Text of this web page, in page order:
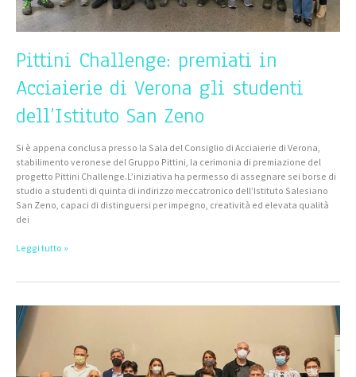
Pittini Challenge: premiati in
Acciaierie di Verona gli studenti
dell’Istituto San Zeno
Si è appena conclusa presso la Sala del Consiglio di Acciaierie di Verona,
stabilimento veronese del Gruppo Pittini, la cerimonia di premiazione del
progetto Pittini Challenge.L’iniziativa ha permesso di assegnare sei borse di
studio a studenti di quinta di indirizzo meccatronico dell’Istituto Salesiano
San Zeno, capaci di distinguersi per impegno, creatività ed elevata qualità
dei
Leggi tutto »
Assegnate
le
borse
studio